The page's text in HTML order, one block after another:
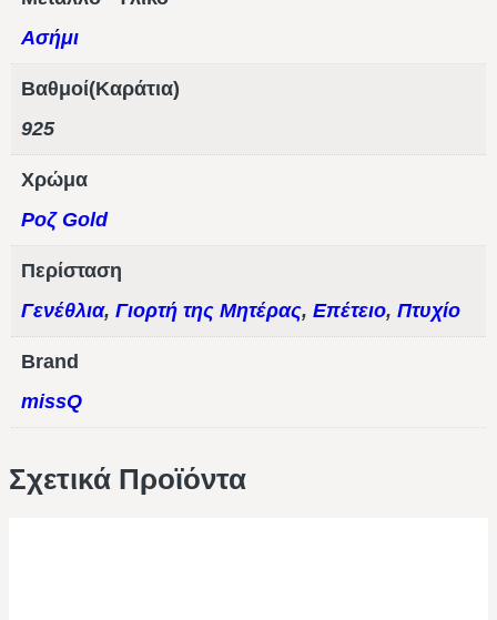
Ασήμι
Βαθμοί(Καράτια)
925
Χρώμα
Ροζ Gold
Περίσταση
Γενέθλια, Γιορτή της Μητέρας, Επέτειο, Πτυχίο
Brand
missQ
Σχετικά Προϊόντα